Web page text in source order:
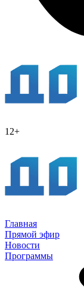
12+
Главная
Прямой эфир
Новости
Программы